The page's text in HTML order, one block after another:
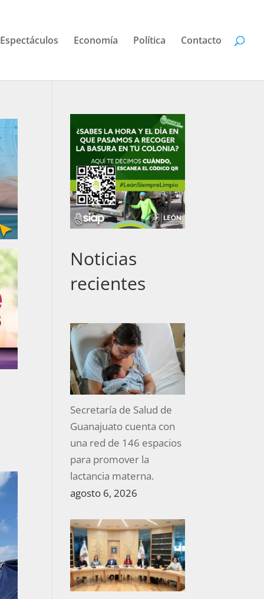
Espectáculos Economía Política Contacto
Noticias
recientes
Secretaría de Salud de
Guanajuato cuenta con
una red de 146 espacios
para promover la
lactancia materna.
agosto 6, 2026